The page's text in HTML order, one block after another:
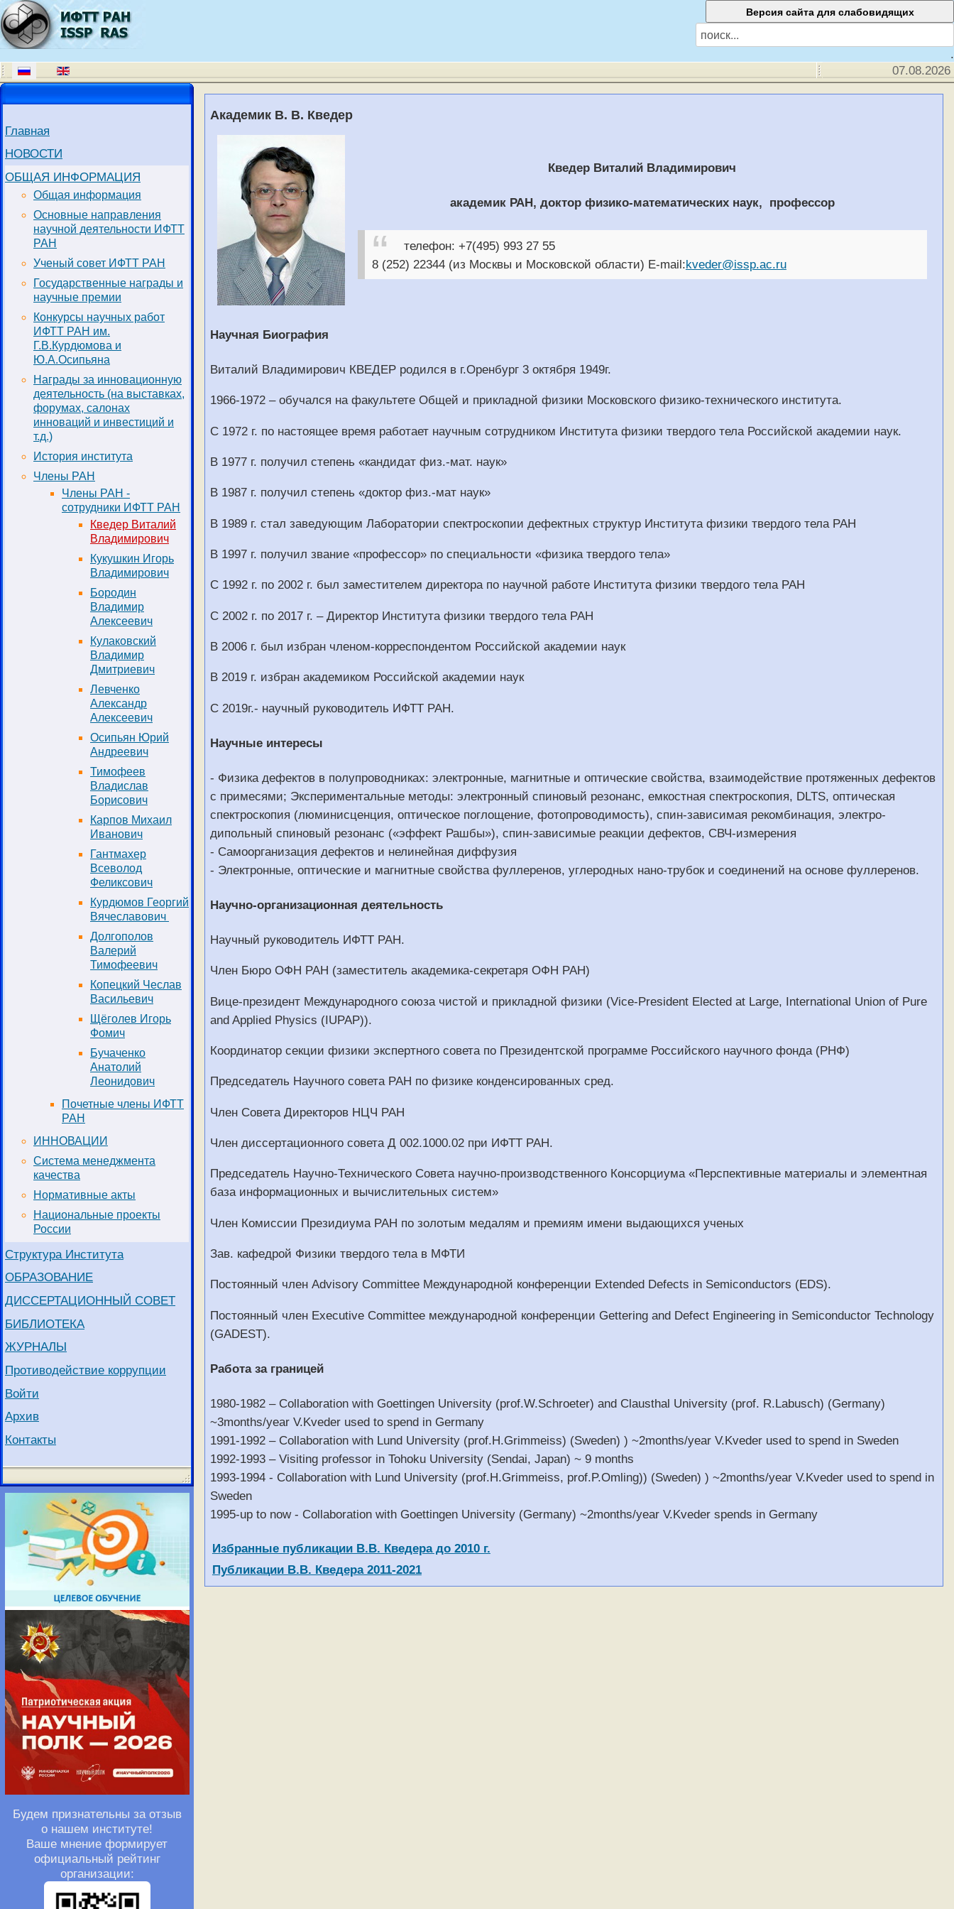
.
07.08.2026
Главная
НОВОСТИ
ОБЩАЯ ИНФОРМАЦИЯ
Общая информация
Основные направления
научной деятельности ИФТТ
РАН
Ученый совет ИФТТ РАН
Государственные награды и
научные премии
Конкурсы научных работ
ИФТТ РАН им.
Г.В.Курдюмова и
Ю.А.Осипьяна
Награды за инновационную
деятельность (на выставках,
форумах, салонах
инноваций и инвестиций и
т.д.)
История института
Члены РАН
Члены РАН -
сотрудники ИФТТ РАН
Кведер Виталий
Владимирович
Кукушкин Игорь
Владимирович
Бородин
Владимир
Алексеевич
Кулаковский
Владимир
Дмитриевич
Левченко
Александр
Алексеевич
Осипьян Юрий
Андреевич
Тимофеев
Владислав
Борисович
Карпов Михаил
Иванович
Гантмахер
Всеволод
Феликсович
Курдюмов Георгий
Вячеславович
Долгополов
Валерий
Тимофеевич
Копецкий Чеслав
Васильевич
Щёголев Игорь
Фомич
Бучаченко
Анатолий
Леонидович
Почетные члены ИФТТ
РАН
ИННОВАЦИИ
Система менеджмента
качества
Нормативные акты
Национальные проекты
России
Структура Института
ОБРАЗОВАНИЕ
ДИССЕРТАЦИОННЫЙ СОВЕТ
БИБЛИОТЕКА
ЖУРНАЛЫ
Противодействие коррупции
Войти
Архив
Контакты
Будем признательны за отзыв
о нашем институте!
Ваше мнение формирует
официальный рейтинг
организации:
Академик В. В. Кведер
Кведер Виталий Владимирович
академик РАН, доктор физико-математических наук, профессор
телефон: +7(495) 993 27 55
8 (252) 22344 (из Москвы и Московской области) E-mail:kveder@issp.ac.ru
Научная Биография
Виталий Владимирович КВЕДЕР родился в г.Оренбург 3 октября 1949г.
1966-1972 – обучался на факультете Общей и прикладной физики Московского физико-технического института.
С 1972 г. по настоящее время работает научным сотрудником Института физики твердого тела Российской академии наук.
В 1977 г. получил степень «кандидат физ.-мат. наук»
В 1987 г. получил степень «доктор физ.-мат наук»
В 1989 г. стал заведующим Лаборатории спектроскопии дефектных структур Института физики твердого тела РАН
В 1997 г. получил звание «профессор» по специальности «физика твердого тела»
С 1992 г. по 2002 г. был заместителем директора по научной работе Института физики твердого тела РАН
С 2002 г. по 2017 г. – Директор Института физики твердого тела РАН
В 2006 г. был избран членом-корреспондентом Российской академии наук
В 2019 г. избран академиком Российской академии наук
С 2019г.- научный руководитель ИФТТ РАН.
Научные интересы
- Физика дефектов в полупроводниках: электронные, магнитные и оптические свойства, взаимодействие протяженных дефектов
с примесями; Экспериментальные методы: электронный спиновый резонанс, емкостная спектроскопия, DLTS, оптическая
спектроскопия (люминисценция, оптическое поглощение, фотопроводимость), спин-зависимая рекомбинация, электро-
дипольный спиновый резонанс («эффект Рашбы»), спин-зависимые реакции дефектов, СВЧ-измерения
- Самоорганизация дефектов и нелинейная диффузия
- Электронные, оптические и магнитные свойства фуллеренов, углеродных нано-трубок и соединений на основе фуллеренов.
Научно-организационная деятельность
Научный руководитель ИФТТ РАН.
Член Бюро ОФН РАН (заместитель академика-секретаря ОФН РАН)
Вице-президент Международного союза чистой и прикладной физики (Vice-President Elected at Large, International Union of Pure
and Applied Physics (IUPAP)).
Координатор секции физики экспертного совета по Президентской программе Российского научного фонда (РНФ)
Председатель Научного совета РАН по физике конденсированных сред.
Член Совета Директоров НЦЧ РАН
Член диссертационного совета Д 002.1000.02 при ИФТТ РАН.
Председатель Научно-Технического Совета научно-производственного Консорциума «Перспективные материалы и элементная
база информационных и вычислительных систем»
Член Комиссии Президиума РАН по золотым медалям и премиям имени выдающихся ученых
Зав. кафедрой Физики твердого тела в МФТИ
Постоянный член Advisory Committee Международной конференции Extended Defects in Semiconductors (EDS).
Постоянный член Executive Committee международной конференции Gettering and Defect Engineering in Semiconductor Technology
(GADEST).
Работа за границей
1980-1982 – Collaboration with Goettingen University (prof.W.Schroeter) and Clausthal University (prof. R.Labusch) (Germany)
~3months/year V.Kveder used to spend in Germany
1991-1992 – Collaboration with Lund University (prof.H.Grimmeiss) (Sweden) ) ~2months/year V.Kveder used to spend in Sweden
1992-1993 – Visiting professor in Tohoku University (Sendai, Japan) ~ 9 months
1993-1994 - Collaboration with Lund University (prof.H.Grimmeiss, prof.P.Omling)) (Sweden) ) ~2months/year V.Kveder used to spend in
Sweden
1995-up to now - Collaboration with Goettingen University (Germany) ~2months/year V.Kveder spends in Germany
Материалы
Заголовок
Избранные публикации В.В. Кведера до 2010 г.
Публикации В.В. Кведера 2011-2021